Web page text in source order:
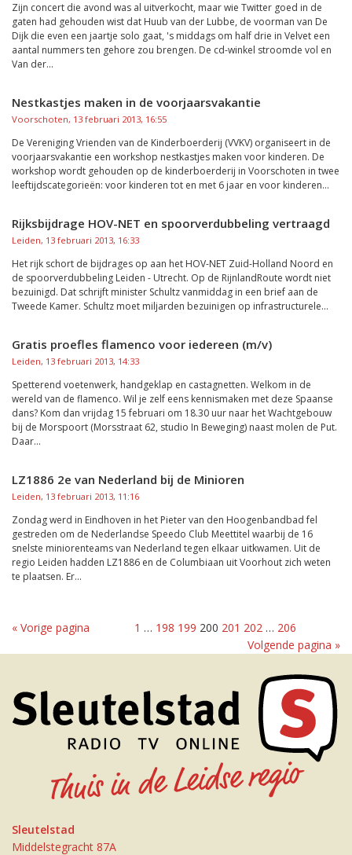
Zijn concert die avond was al uitverkocht, maar wie Twitter goed in de
gaten had gehouden wist dat Huub van der Lubbe, de voorman van De
Dijk die even een jaartje solo gaat, 's middags om half drie in Velvet een
aantal nummers ten gehore zou brengen. De cd-winkel stroomde vol en
Van der...
Nestkastjes maken in de voorjaarsvakantie
Voorschoten, 13 februari 2013, 16:55
De Vereniging Vrienden van de Kinderboerderij (VVKV) organiseert in de
voorjaarsvakantie een workshop nestkastjes maken voor kinderen. De
workshop wordt gehouden op de kinderboerderij in Voorschoten in twee
leeftijdscategorieën: voor kinderen tot en met 6 jaar en voor kinderen...
Rijksbijdrage HOV-NET en spoorverdubbeling vertraagd
Leiden, 13 februari 2013, 16:33
Het rijk schort de bijdrages op aan het HOV-NET Zuid-Holland Noord en
de spoorverdubbeling Leiden - Utrecht. Op de RijnlandRoute wordt niet
bezuinigd. Dat schrijft minister Schultz vanmiddag in een brief aan de
Tweede Kamer. Schultz moet miljarden bezuinigen op infrastructurele...
Gratis proefles flamenco voor iedereen (m/v)
Leiden, 13 februari 2013, 14:33
Spetterend voetenwerk, handgeklap en castagnetten. Welkom in de
wereld van de flamenco. Wil je zelf eens kennismaken met deze Spaanse
dans? Kom dan vrijdag 15 februari om 18.30 uur naar het Wachtgebouw
bij de Morspoort (Morsstraat 62, studio In Beweging) naast molen de Put.
Daar...
Leiden, 13 februari 2013, 11:16
Zondag werd in Eindhoven in het Pieter van den Hoogenbandbad fel
gestreden om de Nederlandse Speedo Club Meettitel waarbij de 16
snelste miniorenteams van Nederland tegen elkaar uitkwamen. Uit de
regio Leiden hadden LZ1886 en de Columbiaan uit Voorhout zich weten
te plaatsen. Er...
« Vorige pagina 1 … 198 199 200 201 202 … 206
Volgende pagina »
Sleutelstad
Middelstegracht 87A